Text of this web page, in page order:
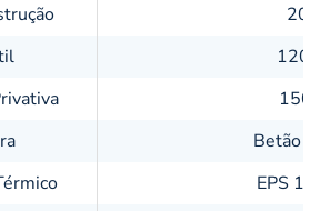
2020
120
Betão
EPS